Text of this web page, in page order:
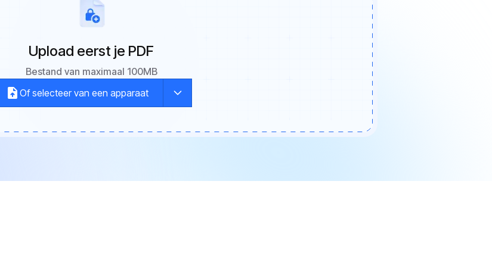
Upload eerst je PDF
Bestand van maximaal 100MB
Of selecteer van een apparaat